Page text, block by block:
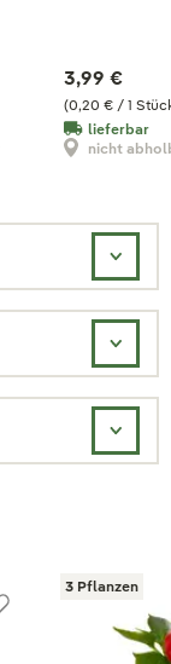
(0,20 € / 1
3,99 €
lieferbar
nicht
3 Pflanzen